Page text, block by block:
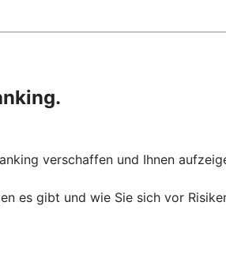
verschaffen und Ihnen
es gibt und wie Sie sich vor